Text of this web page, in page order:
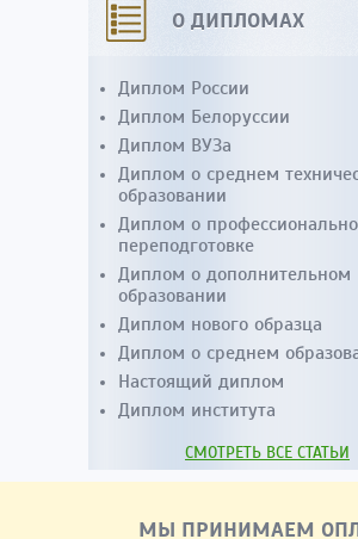
О ДИПЛОМАХ
Диплом России
Диплом Белоруссии
Диплом ВУЗа
Диплом о среднем
образовании
Диплом о
переподготовке
Диплом о дополнительном
образовании
Диплом нового образца
Диплом о среднем
Настоящий диплом
Диплом института
СМОТРЕТЬ ВСЕ СТАТЬИ
МЫ ПРИНИМАЕМ